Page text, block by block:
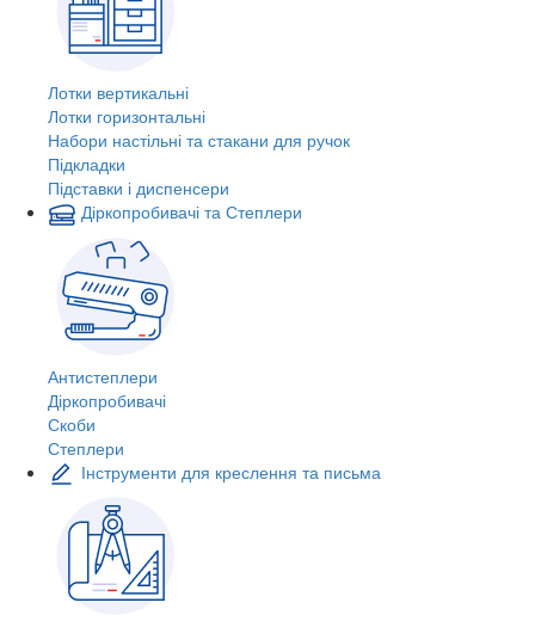
Лотки вертикальні
Лотки горизонтальні
Набори настільні та стакани для ручок
Підкладки
Підставки і диспенсери
Діркопробивачі та Степлери
Антистеплери
Діркопробивачі
Скоби
Степлери
Інструменти для креслення та письма